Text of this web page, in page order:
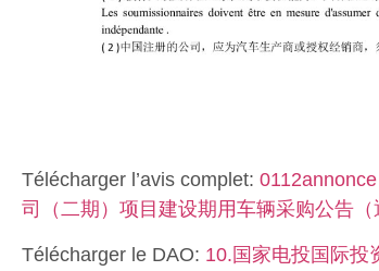
Télécharger l’avis complet:
司（二期）项目建设期用车辆采购公告（
Télécharger le DAO: 10.国家电投国际投